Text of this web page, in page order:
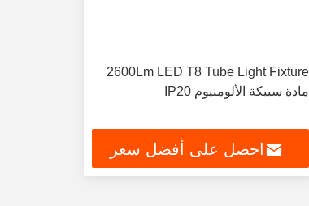
2600Lm LED T8 Tube Light Fixture
مادة سبيكة الألومنيوم IP20
احصل على أفضل سعر